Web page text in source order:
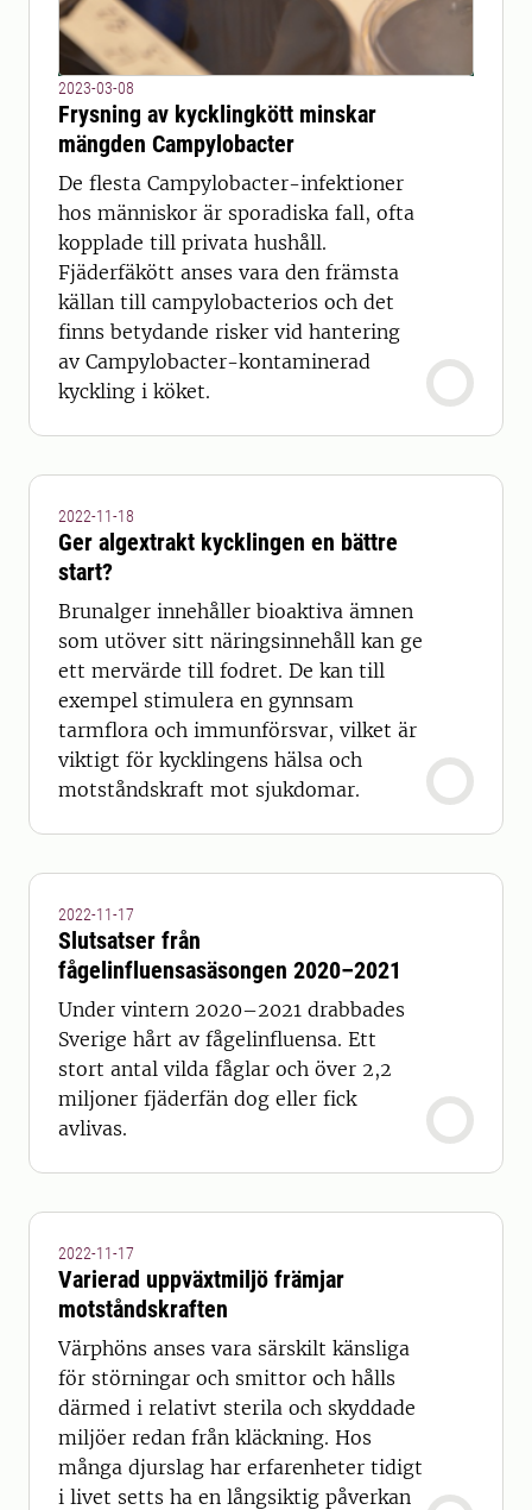
2023-03-08
Frysning av kycklingkött minskar
mängden Campylobacter
De flesta Campylobacter-infektioner
hos människor är sporadiska fall, ofta
kopplade till privata hushåll.
Fjäderfäkött anses vara den främsta
källan till campylobacterios och det
finns betydande risker vid hantering
av Campylobacter-kontaminerad
kyckling i köket.
2022-11-18
Ger algextrakt kycklingen en bättre
start?
Brunalger innehåller bioaktiva ämnen
som utöver sitt näringsinnehåll kan ge
ett mervärde till fodret. De kan till
exempel stimulera en gynnsam
tarmflora och immunförsvar, vilket är
viktigt för kycklingens hälsa och
motståndskraft mot sjukdomar.
2022-11-17
Slutsatser från
fågelinfluensasäsongen 2020–2021
Under vintern 2020–2021 drabbades
Sverige hårt av fågelinfluensa. Ett
stort antal vilda fåglar och över 2,2
miljoner fjäderfän dog eller fick
avlivas.
2022-11-17
Varierad uppväxtmiljö främjar
motståndskraften
Värphöns anses vara särskilt känsliga
för störningar och smittor och hålls
därmed i relativt sterila och skyddade
miljöer redan från kläckning. Hos
många djurslag har erfarenheter tidigt
i livet setts ha en långsiktig påverkan